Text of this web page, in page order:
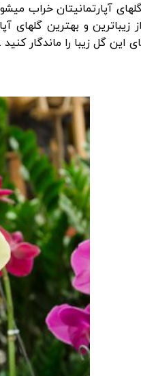
آپارتمانیتان خراب
زیباترین و بهترین
این گل زیبا را ماندگار کنید .